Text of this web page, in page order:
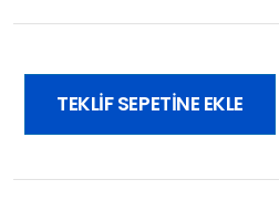
TEKLIF SEPETINE EKLE